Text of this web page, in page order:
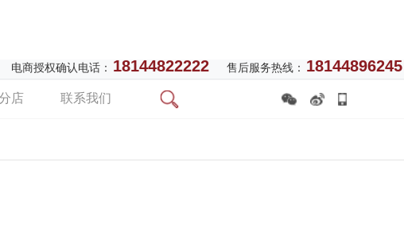
电商授权确认电话： 18144822222 售后服务热线： 18144896245
店 联系我们